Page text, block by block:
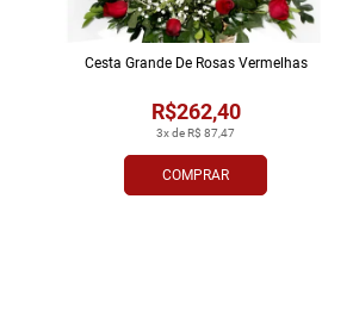
COMPRAR
3x de R$ 87,47
R$262,40
Cesta Grande De Rosas Vermelhas